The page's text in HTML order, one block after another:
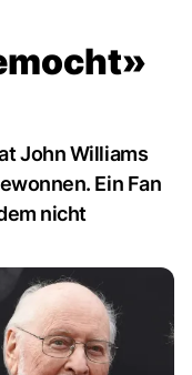
John Williams
Ein Fan
nicht